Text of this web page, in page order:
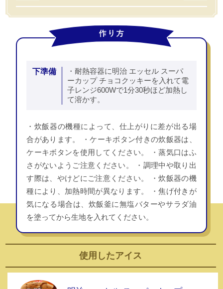
下準備
・耐熱容器に明治 エッセル スーパ
ーカップ チョコクッキーを入れて電
子レンジ600Wで1分30秒ほど加熱し
て溶かす。
・炊飯器の機種によって、仕上がりに差が出る場
合があります。 ・ケーキボタン付きの炊飯器は、
ケーキボタンを使用してください。 ・蒸気口はふ
さがないようご注意ください。 ・調理中や取り出
す際は、やけどにご注意ください。 ・炊飯器の機
種により、加熱時間が異なります。 ・焦げ付きが
気になる場合は、炊飯釜に無塩バターやサラダ油
を塗ってから生地を入れてください。
使用したアイス